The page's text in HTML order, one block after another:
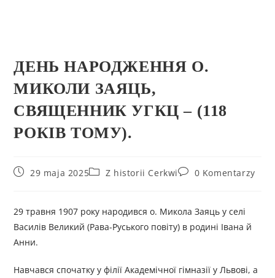
ДЕНЬ НАРОДЖЕННЯ О.
МИКОЛИ ЗАЯЦЬ,
СВЯЩЕННИК УГКЦ – (118
РОКІВ ТОМУ).
29 maja 2025 Z historii Cerkwi 0 Komentarzy
29 травня 1907 року народився о. Микола Заяць у селі
Василів Великий (Рава-Руського повіту) в родині Івана й
Анни.
Навчався спочатку у філії Академічної гімназії у Львові, а